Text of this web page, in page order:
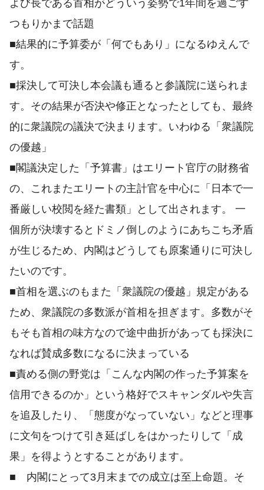
つもりかまで話題
■結果的に予算委が「何でもあり」になるゆえんで
す。
■採決して可決し本会議も通ると参議院に送られま
す。その結果が否決や修正となったとしても、最終
的に衆議院の議決で決まります。いわゆる「衆議院
の優越」
■閣議決定した「予算書」はエリート官庁の財務省
の、これまたエリートの主計官を中心に「日本で一
番厳しい校閲を経た書類」として出されます。 一
個所が決壊するとドミノ倒しのようにあちこち矛盾
が生じるため、内閣はどうしても原案通りに可決し
たいのです。
■首相を選ぶのもまた「衆議院の優越」規定がある
ため、衆議院の多数派が首相を担ぎます。多数がそ
もそも首相の味方なので途中曲折があっても採決に
なれば賛成多数になるに決まっている
■責める側の野党は「こんな内閣の作った予算案を
信用できるのか」という格好でスキャンダルや失言
を追及したり、「態度がなっていない」などと理事
に文句をつけて引き延ばしをはかったりして「成
果」を得ようとすることがあります。
■ 内閣にとって3月末までの成立は至上命題。そ